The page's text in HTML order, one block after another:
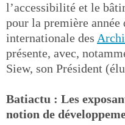
l’accessibilité et le
pour la première année
internationale des
présente, avec,
Siew, son Président
Batiactu : Les
notion de